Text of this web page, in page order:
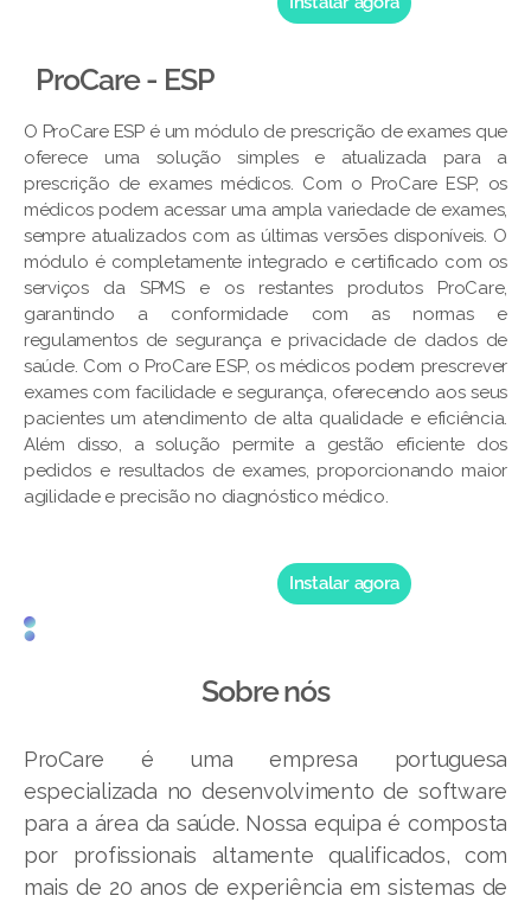
ProCare - ESP
O ProCare ESP é um módulo de prescrição de exames que
oferece uma solução simples e atualizada para a
prescrição de exames médicos. Com o ProCare ESP, os
médicos podem acessar uma ampla variedade de exames,
sempre atualizados com as últimas versões disponíveis. O
módulo é completamente integrado e certificado com os
serviços da SPMS e os restantes produtos ProCare,
garantindo a conformidade com as normas e
regulamentos de segurança e privacidade de dados de
saúde. Com o ProCare ESP, os médicos podem prescrever
exames com facilidade e segurança, oferecendo aos seus
pacientes um atendimento de alta qualidade e eficiência.
Além disso, a solução permite a gestão eficiente dos
pedidos e resultados de exames, proporcionando maior
agilidade e precisão no diagnóstico médico.
Instalar agora
Sobre nós
ProCare é uma empresa portuguesa
especializada no desenvolvimento de software
para a área da saúde. Nossa equipa é composta
por profissionais altamente qualificados, com
mais de 20 anos de experiência em sistemas de